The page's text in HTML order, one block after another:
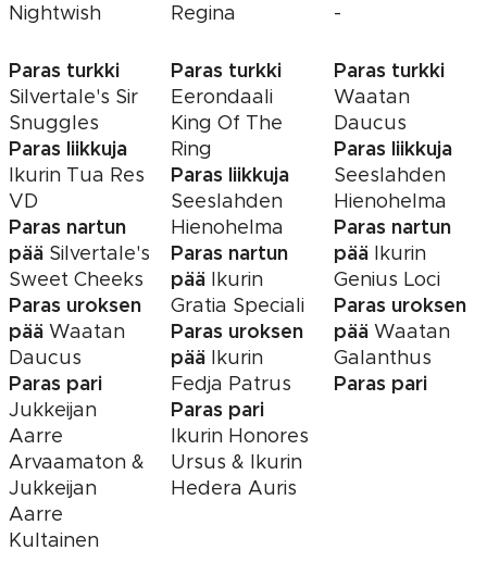
Nightwish
Paras turkki
Silvertale's Sir
Snuggles
Paras liikkuja
Ikurin Tua Res
VD
Paras nartun
pää Silvertale's
Sweet Cheeks
Paras uroksen
pää Waatan
Daucus
Paras pari
Jukkeijan
Aarre
Arvaamaton &
Jukkeijan
Aarre
Kultainen
Regina
Paras turkki
Eerondaali
King Of The
Ring
Paras liikkuja
Seeslahden
Hienohelma
Paras nartun
pää Ikurin
Gratia Speciali
Paras uroksen
pää Ikurin
Fedja Patrus
Paras pari
Ikurin Honores
Ursus & Ikurin
Hedera Auris
-
Paras turkki
Waatan
Daucus
Paras liikkuja
Seeslahden
Hienohelma
Paras nartun
pääIkurin
Genius Loci
Paras uroksen
pää Waatan
Galanthus
Paras pari